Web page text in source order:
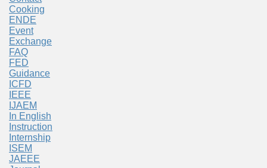
Cooking
ENDE
Event
Exchange
FAQ
FED
Guidance
ICFD
IEEE
IJAEM
In English
Instruction
Internship
ISEM
JAEEE